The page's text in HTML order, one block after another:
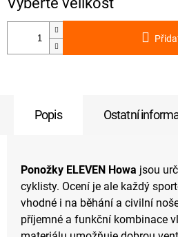
Popis Ostatní
Ponožky ELEVEN Howa jsou
cyklisty. Ocení je ale každý
vhodné i na běhání a civilní
příjemné a funkční kombinace